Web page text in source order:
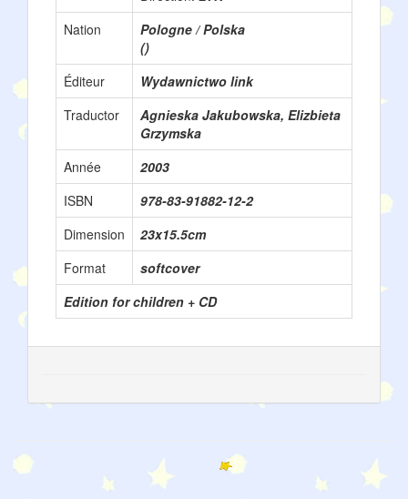
Nation
Pologne / Polska
()
Éditeur
Wydawnictwo link
Traductor
Agnieska Jakubowska, Elizbieta
Grzymska
Année
2003
ISBN
978-83-91882-12-2
Dimension
23x15.5cm
Format
softcover
Edition for children + CD